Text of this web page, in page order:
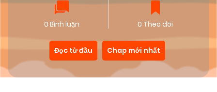
0 Bình luận 0 Theo dõi
Đọc từ đầu Chap mới nhất